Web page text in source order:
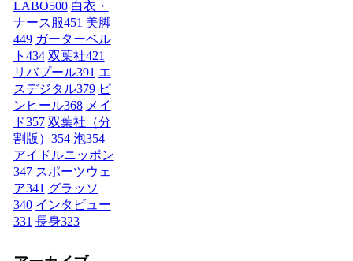
LABO500 白衣・
ナース服451 美脚
449 ガーターベル
ト 434 双葉社421
リバプール391 エ
スデジタル379 ピ
ンヒール368 メイ
ド357 双葉社（分
割版） 354 泡354
アイドルニッポン
347 スポーツウェ
ア341 グラッソ
340 インタビュー
331 長身323